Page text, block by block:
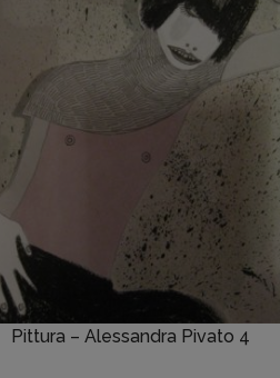
Pittura – Alessandra Pivato 4